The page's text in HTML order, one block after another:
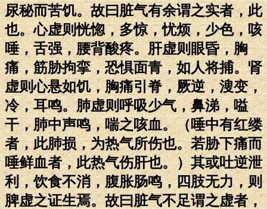
尿秘而苦饥。故曰脏气有余谓之实者，此
也。心虚则恍惚，多惊，忧烦，少色，咳
唾，舌强，腰背酸疼。肝虚则眼昏，胸
痛，筋胁拘挛，恐惧面青，如人将捕。肾
虚则心悬如饥，胸痛引脊，厥逆，溲变，
冷，耳鸣。肺虚则呼吸少气，鼻涕，嗌
干，肺中声鸣，喘之咳血。（唾中有红缕
者，此肺损，为热气所伤也。若胁下痛而
唾鲜血者，此热气伤肝也。）其或吐逆泄
利，饮食不消，腹胀肠鸣，四肢无力，则
脾虚之证生焉。故曰脏气不足谓之虚者，